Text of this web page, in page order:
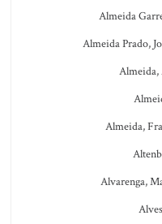
Almeida
Almeida Prado,
Almeida,
Almeida,
Alvarenga,